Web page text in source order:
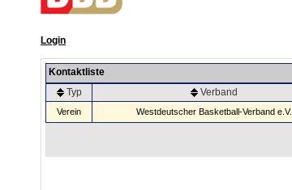
Login
Kontaktliste
Typ
Verband
Verein Westdeutscher Basketball-Verband e.V.